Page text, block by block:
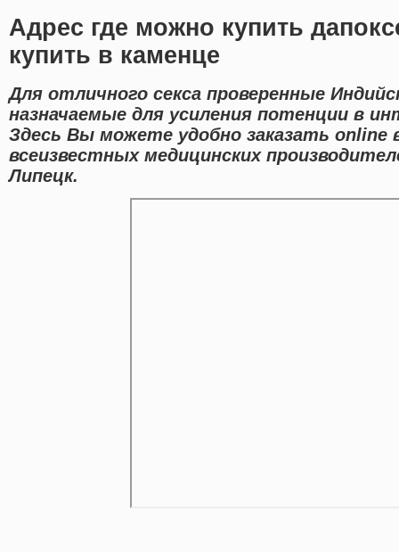
Адрес где можно купить
купить в каменце
Для отличного секса проверенные
назначаемые для усиления потенции в
Здесь Вы можете удобно заказать online
всеизвестных медицинских
Липецк.